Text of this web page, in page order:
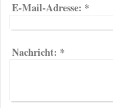
E-Mail-Adresse: *
Nachricht: *